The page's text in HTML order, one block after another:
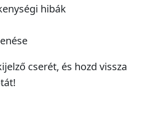
hibák
cserét, és hozd vissza